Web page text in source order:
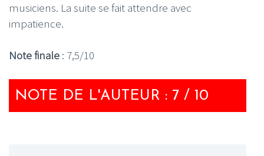
musiciens. La suite se fait attendre avec
impatience.
Note finale : 7,5/10
NOTE DE L'AUTEUR : 7 / 10